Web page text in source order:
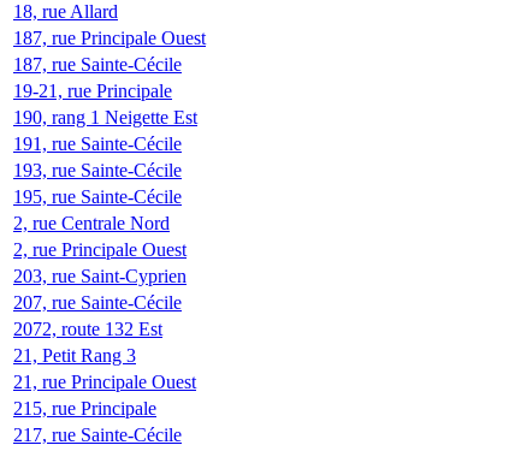
18, rue Allard
187, rue Principale Ouest
187, rue Sainte-Cécile
19-21, rue Principale
190, rang 1 Neigette Est
191, rue Sainte-Cécile
193, rue Sainte-Cécile
195, rue Sainte-Cécile
2, rue Centrale Nord
2, rue Principale Ouest
203, rue Saint-Cyprien
207, rue Sainte-Cécile
2072, route 132 Est
21, Petit Rang 3
21, rue Principale Ouest
215, rue Principale
217, rue Sainte-Cécile